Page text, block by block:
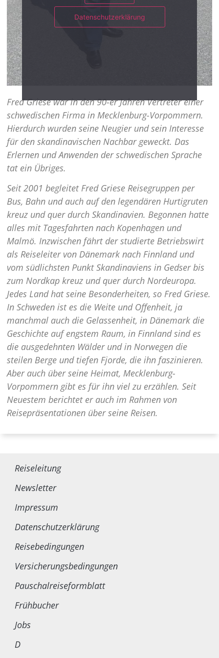
Fred Griese war in den 90-er Jahren Vertreter einer
schwedischen Firma in Mecklenburg-Vorpommern.
Hierdurch wurden seine Neugier und sein Interesse
für den skandinavischen Nachbar geweckt. Das
Erlernen und Anwenden der schwedischen Sprache
tat ein Übriges.
Seit 2001 begleitet Fred Griese Reisegruppen per
Bus, Bahn und auch auf den legendären Hurtigruten
kreuz und quer durch Skandinavien. Begonnen hatte
alles mit Tagesfahrten nach Kopenhagen und
Malmö. Inzwischen fährt der studierte Betriebswirt
als Reiseleiter von Dänemark nach Finnland und
vom südlichsten Punkt Skandinaviens in Gedser bis
zum Nordkap kreuz und quer durch Nordeuropa.
Jedes Land hat seine Besonderheiten, so Fred Griese.
In Schweden ist es die Weite und Offenheit, ja
manchmal auch die Gelassenheit, in Dänemark die
Geschichte auf engstem Raum, in Finnland sind es
die ausgedehnten Wälder und in Norwegen die
steilen Berge und tiefen Fjorde, die ihn faszinieren.
Aber auch über seine Heimat, Mecklenburg-
Vorpommern gibt es für ihn viel zu erzählen. Seit
Neuestem berichtet er auch im Rahmen von
Reisepräsentationen über seine Reisen.
Reiseleitung
Newsletter
Impressum
Datenschutzerklärung
Reisebedingungen
Versicherungsbedingungen
Pauschalreiseformblatt
Frühbucher
Jobs
D
Datenschutzerklärung